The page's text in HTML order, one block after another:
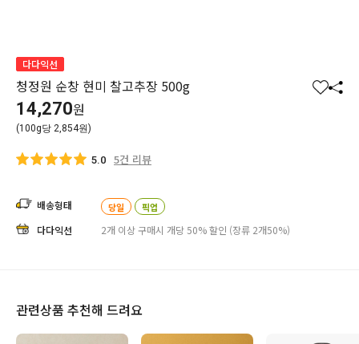
다다익선
청정원 순창 현미 찰고추장 500g
찜 공
14,270원
(100g당 2,854원)
5.0 5건 리뷰
배송형태 당일 픽업
다다익선 2개 이상 구매시 개당 50% 할인 (장류 2개50%)
관련상품 추천해 드려요